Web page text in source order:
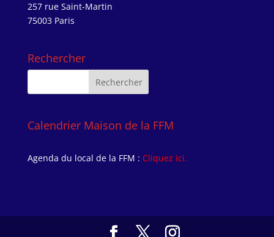
257 rue Saint-Martin
75003 Paris
Rechercher
Calendrier Maison de la FFM
Agenda du local de la FFM : Cliquez ici.